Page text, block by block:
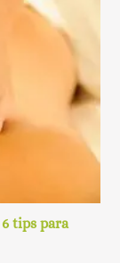
tips para